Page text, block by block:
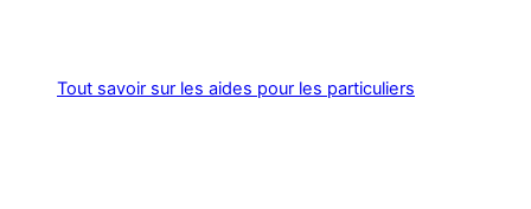
Tout savoir sur les aides pour les particuliers